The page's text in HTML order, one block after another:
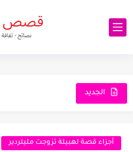
الجديد
أجزاء قصة لهبيلة تزوجت مليلردير